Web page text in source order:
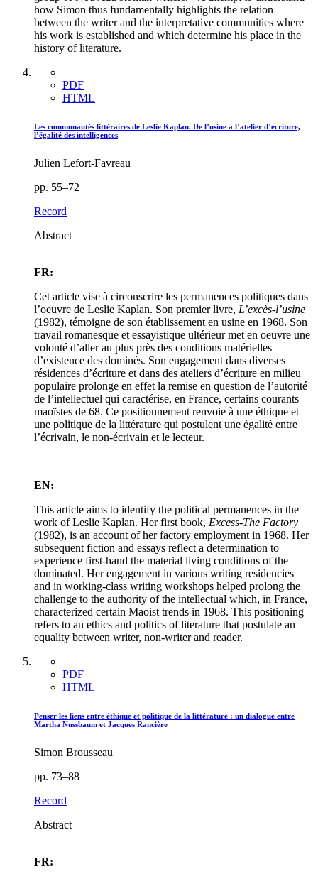
how Simon thus fundamentally highlights the relation
between the writer and the interpretative communities where
his work is established and which determine his place in the
history of literature.
PDF
HTML
Les communautés littéraires de Leslie Kaplan. De l’usine à l’atelier d’écriture,
l’égalité des intelligences
Julien Lefort-Favreau
pp. 55–72
Record
Abstract
FR:
Cet article vise à circonscrire les permanences politiques dans
l’oeuvre de Leslie Kaplan. Son premier livre, L’excès-l’usine
(1982), témoigne de son établissement en usine en 1968. Son
travail romanesque et essayistique ultérieur met en oeuvre une
volonté d’aller au plus près des conditions matérielles
d’existence des dominés. Son engagement dans diverses
résidences d’écriture et dans des ateliers d’écriture en milieu
populaire prolonge en effet la remise en question de l’autorité
de l’intellectuel qui caractérise, en France, certains courants
maoïstes de 68. Ce positionnement renvoie à une éthique et
une politique de la littérature qui postulent une égalité entre
l’écrivain, le non-écrivain et le lecteur.
EN:
This article aims to identify the political permanences in the
work of Leslie Kaplan. Her first book, Excess-The Factory
(1982), is an account of her factory employment in 1968. Her
subsequent fiction and essays reflect a determination to
experience first-hand the material living conditions of the
dominated. Her engagement in various writing residencies
and in working-class writing workshops helped prolong the
challenge to the authority of the intellectual which, in France,
characterized certain Maoist trends in 1968. This positioning
refers to an ethics and politics of literature that postulate an
equality between writer, non-writer and reader.
PDF
HTML
Penser les liens entre éthique et politique de la littérature : un dialogue entre
Martha Nussbaum et Jacques Rancière
Simon Brousseau
pp. 73–88
Record
Abstract
FR: